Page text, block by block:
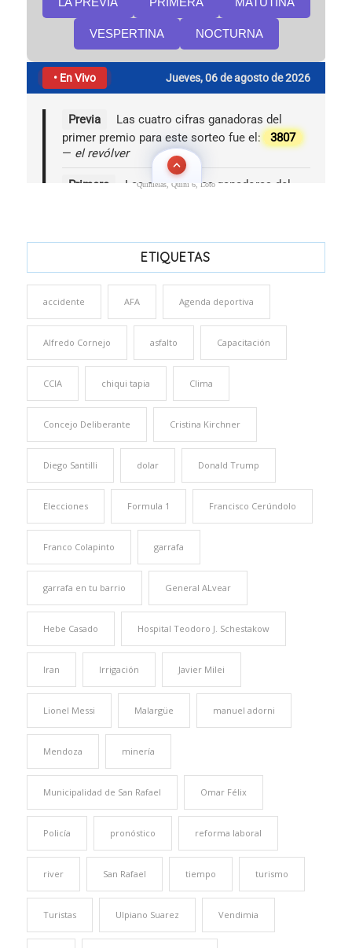
Quinielas, Quini 6, Loto
ETIQUETAS
accidente AFA Agenda deportiva
Alfredo Cornejo asfalto Capacitación
CCIA chiqui tapia Clima
Concejo Deliberante Cristina Kirchner
Diego Santilli dolar Donald Trump
Elecciones Formula 1 Francisco Cerúndolo
Franco Colapinto garrafa
garrafa en tu barrio General ALvear
Hebe Casado Hospital Teodoro J. Schestakow
Iran Irrigación Javier Milei
Lionel Messi Malargüe manuel adorni
Mendoza minería
Municipalidad de San Rafael Omar Félix
Policía pronóstico reforma laboral
river San Rafael tiempo turismo
Turistas Ulpiano Suarez Vendimia